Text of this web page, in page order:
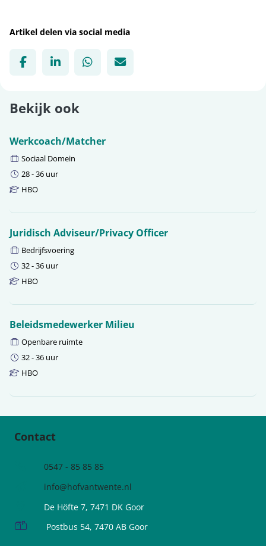
Artikel delen via social media
Deel via Facebook, opent in nieuw tabblad
Deel via LinkedIn, opent in nieuw
Deel via WhatsApp, opent in
Deel via Mail, opent in
Bekijk ook
Werkcoach/Matcher
Vakgebied:
Sociaal Domein
Contractuur:
28 - 36 uur
Functieniveau:
HBO
Juridisch Adviseur/Privacy Officer
Vakgebied:
Bedrijfsvoering
Contractuur:
32 - 36 uur
Functieniveau:
HBO
Beleidsmedewerker Milieu
Vakgebied:
Openbare ruimte
Contractuur:
32 - 36 uur
Functieniveau:
HBO
Contact
0547 - 85 85 85
info@hofvantwente.nl
De Höfte 7, 7471 DK Goor
Postbus 54, 7470 AB Goor